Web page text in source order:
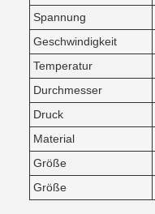
Spannung
Geschwindigkeit
Temperatur
Durchmesser
Druck
Material
Größe
Größe